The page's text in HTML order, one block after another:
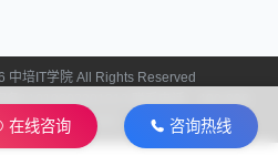
培IT学院 All Rights Reserved
2006
在线咨询 咨询热线